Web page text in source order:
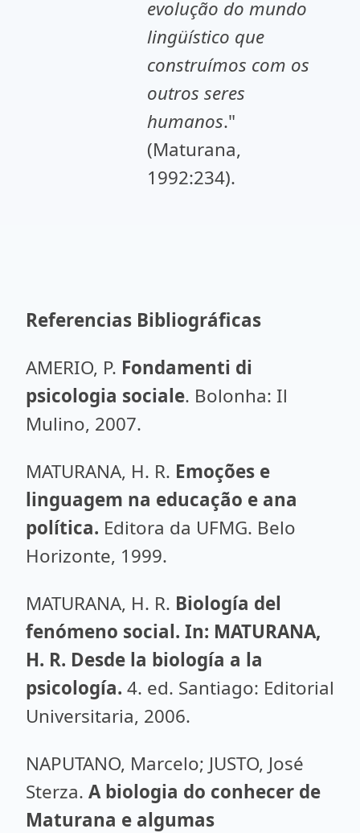
evolução do mundo
lingüístico que
construímos com os
outros seres
humanos."
(Maturana,
1992:234).
Referencias Bibliográficas
AMERIO, P. Fondamenti di
psicologia sociale. Bolonha: Il
Mulino, 2007.
MATURANA, H. R. Emoções e
linguagem na educação e ana
política. Editora da UFMG. Belo
Horizonte, 1999.
MATURANA, H. R. Biología del
fenómeno social. In: MATURANA,
H. R. Desde la biología a la
psicología. 4. ed. Santiago: Editorial
Universitaria, 2006.
NAPUTANO, Marcelo; JUSTO, José
Sterza. A biologia do conhecer de
Maturana e algumas